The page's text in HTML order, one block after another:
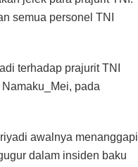
semua personel TNI
terhadap prajurit TNI
pada
awalnya menanggapi
dalam insiden baku